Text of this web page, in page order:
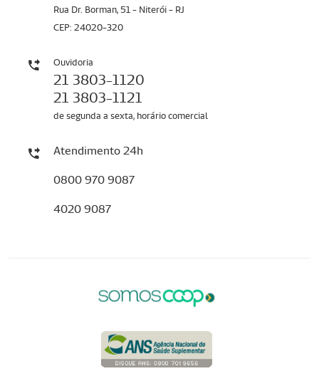
Rua Dr. Borman, 51 - Niterói - RJ
CEP: 24020-320
Ouvidoria
21 3803-1120
21 3803-1121
de segunda a sexta, horário comercial
Atendimento 24h
0800 970 9087
4020 9087